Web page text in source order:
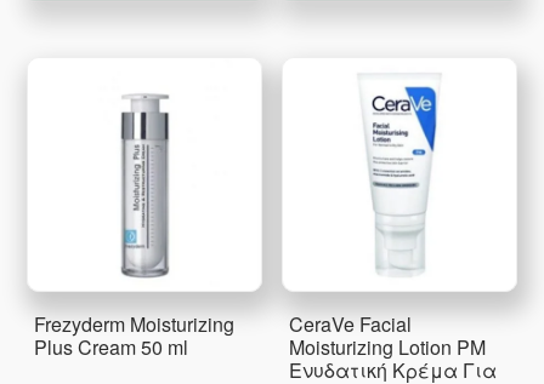
Frezyderm Moisturizing
Plus Cream 50 ml
CeraVe Facial
Moisturizing Lotion PM
Ενυδατική Κρέμα Για